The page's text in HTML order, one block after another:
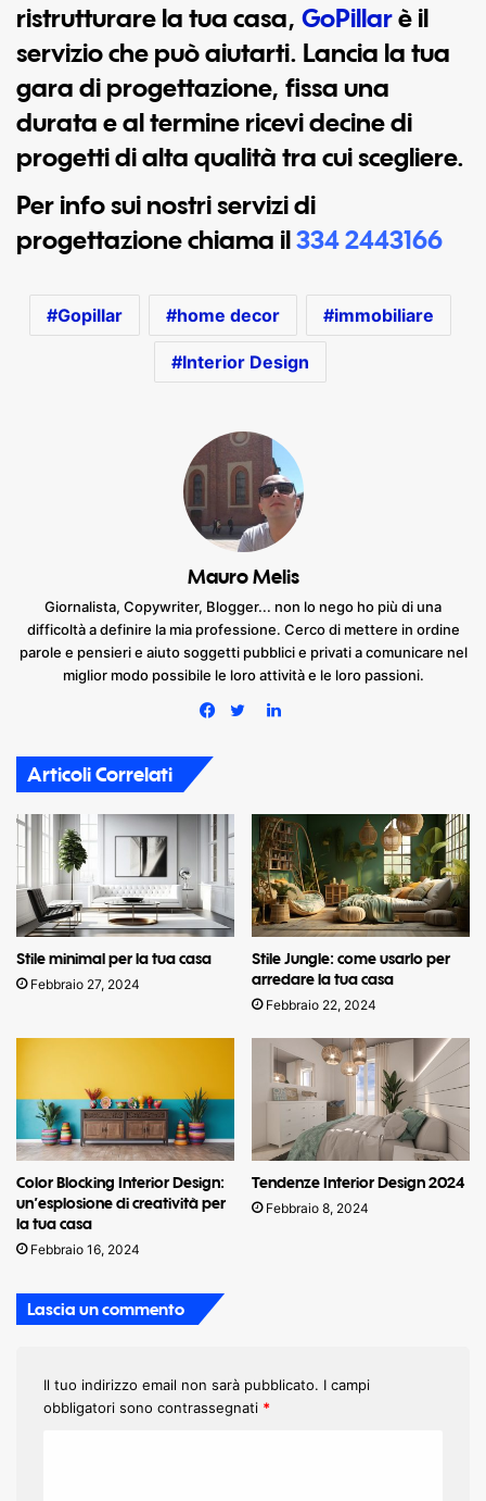
ristrutturare la tua casa, GoPillarè il
servizio che può aiutarti. Lancia la tua
gara di progettazione, fissa una
durata e al termine ricevi decine di
progetti di alta qualità tra cui scegliere.
Per info sui nostri servizi di
progettazione chiama il334 2443166
Gopillar home decor immobiliare
Interior Design
Mauro Melis
Giornalista, Copywriter, Blogger... non lo nego ho più di una
difficoltà a definire la mia professione. Cerco di mettere in ordine
parole e pensieri e aiuto soggetti pubblici e privati a comunicare nel
miglior modo possibile le loro attività e le loro passioni.
LinkedIn
Articoli Correlati
Stile minimal per la tua casa
Febbraio 27, 2024
Stile Jungle: come usarlo per
arredare la tua casa
Febbraio 22, 2024
Color Blocking Interior Design:
un’esplosione di creatività per
la tua casa
Febbraio 16, 2024
Tendenze Interior Design 2024
Febbraio 8, 2024
Lascia un commento
Il tuo indirizzo email non sarà pubblicato. I campi
obbligatori sono contrassegnati *